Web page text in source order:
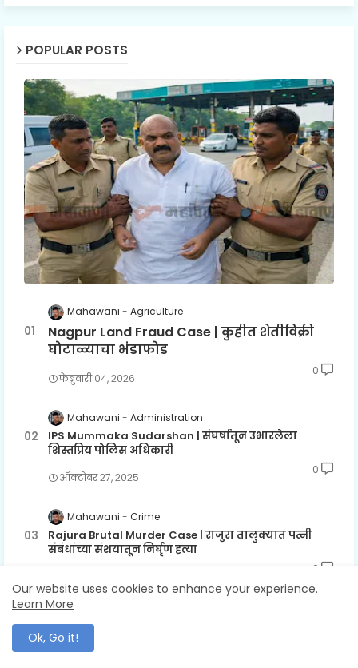
POPULAR POSTS
Mahawani Agriculture
Nagpur Land Fraud Case | कुहीत शेतीविक्री
घोटाळ्याचा भंडाफोड
फेब्रुवारी ०४, २०२६
0
Mahawani Administration
IPS Mummaka Sudarshan | संघर्षातून उभारलेला
शिस्तप्रिय पोलिस अधिकारी
ऑक्टोबर २७, २०२५
0
Mahawani Crime
Rajura Brutal Murder Case | राजुरा तालुक्यात पत्नी
संबंधांच्या संशयातून निर्घृण हत्या
0
Chandrapur POCSO Case | नातेवाईकानेच केला १३
वर्षीय मुलीवर पाशवी अत्याचार
Our website uses cookies to enhance your experience.
Learn More
Ok, Go it!